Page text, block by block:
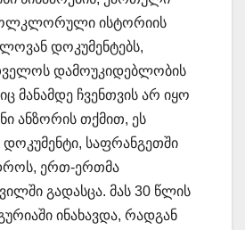
ისტორიის
დოკუმენტებს,
დამოუკიდებლობის
მანამდე ჩვენთვის არ იყო
ანზორის თქმით, ეს
დოკუმენტი, საფრანგეთში
ერთ-ერთმა
გადასცა. მას 30 წლის
ინახავდა, რადგან